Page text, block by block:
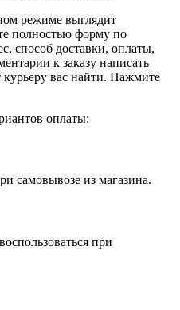
режиме выглядит
полностью форму по
способ доставки, оплаты,
к заказу написать
вас найти. Нажмите
оплаты:
самовывозе из магазина.
при